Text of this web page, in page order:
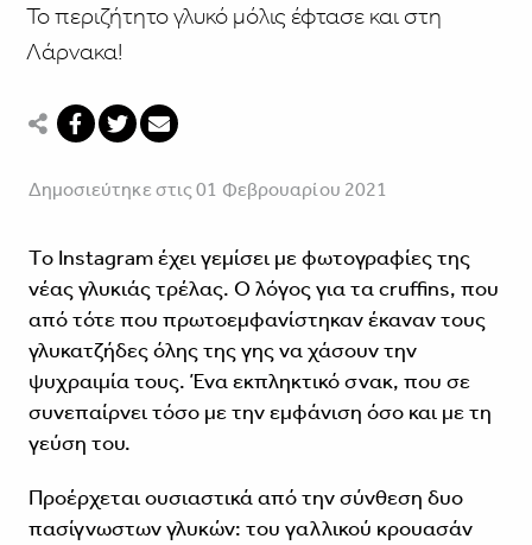
Το περιζήτητο γλυκό μόλις έφτασε και στη
Λάρνακα!
Δημοσιεύτηκε στις 01 Φεβρουαρίου 2021
Tο Instagram έχει γεμίσει με φωτογραφίες της
νέας γλυκιάς τρέλας. Ο λόγος για τα cruffins, που
από τότε που πρωτοεμφανίστηκαν έκαναν τους
γλυκατζήδες όλης της γης να χάσουν την
ψυχραιμία τους. Ένα εκπληκτικό σνακ, που σε
συνεπαίρνει τόσο με την εμφάνιση όσο και με τη
γεύση του.
Προέρχεται ουσιαστικά από την σύνθεση δυο
πασίγνωστων γλυκών: του γαλλικού κρουασάν